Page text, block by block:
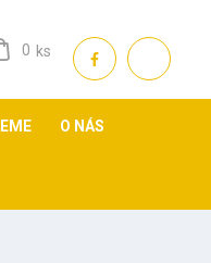
0 ks
O NÁS